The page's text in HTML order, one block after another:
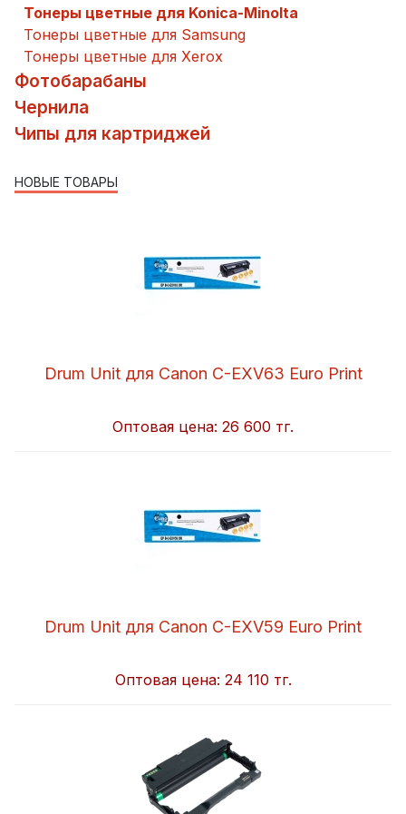
Тонеры цветные для Konica-Minolta
Тонеры цветные для Samsung
Тонеры цветные для Xerox
Фотобарабаны
Чернила
Чипы для картриджей
НОВЫЕ ТОВАРЫ
Drum Unit для Canon C-EXV63 Euro Print
Оптовая цена: 26 600 тг.
Drum Unit для Canon C-EXV59 Euro Print
Оптовая цена: 24 110 тг.